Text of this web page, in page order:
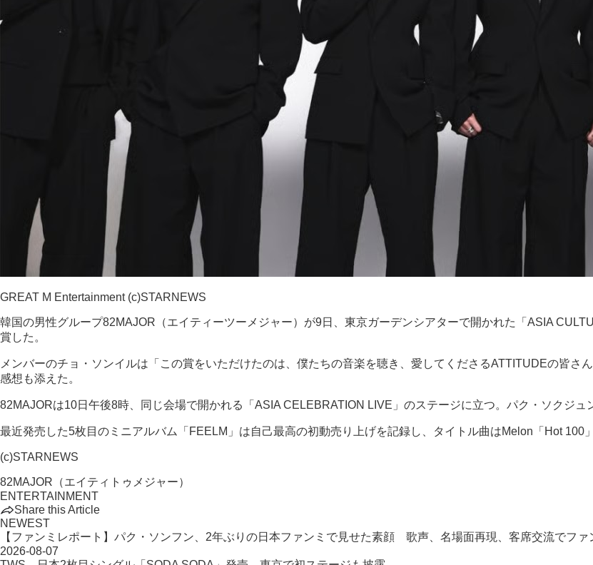
GREAT M Entertainment (c)STARNEWS
韓国の男性グループ82MAJOR（エイティーツーメジャー）が9日、東京ガーデンシアターで開かれた「ASIA
賞した。
メンバーのチョ・ソンイルは「この賞をいただけたのは、僕たちの音楽を聴き、愛してくださるATTITUDEの皆
感想も添えた。
82MAJORは10日午後8時、同じ会場で開かれる「ASIA CELEBRATION LIVE」のステージに立つ。パク・ソクジ
最近発売した5枚目のミニアルバム「FEELM」は自己最高の初動売り上げを記録し、タイトル曲はMelon「Hot 100
(c)STARNEWS
82MAJOR（エイティトゥメジャー）
ENTERTAINMENT
Share this Article
NEWEST
【ファンミレポート】パク・ソンフン、2年ぶりの日本ファンミで見せた素顔 歌声、名場面再現、客席交流でファ
2026-08-07